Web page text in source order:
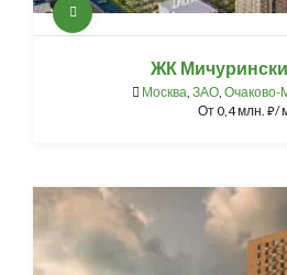
ЖК
Москва, ЗАО, Очаково-
От0,4 млн. ⃏/